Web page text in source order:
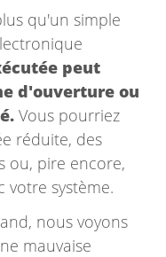
qu'un simple
peut
d'ouverture ou
Vous pourriez
réduite, des
ou, pire encore,
votre système.
nous voyons
mauvaise